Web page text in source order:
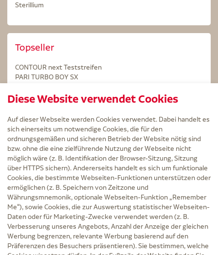
Sterillium
Topseller
CONTOUR next Teststreifen
PARI TURBO BOY SX
Kintex Kinesiologie Tape blau
Service
Versand und Lieferzeit
Kontakt
FAQ
AGB
Cookie-Einstellungen
Datenschutz
Erklärung zur Barrierefreiheit
Widerruf
Impressum
Diese Website verwendet Cookies
Auf dieser Webseite werden Cookies verwendet. Dabei handelt es
sich einerseits um notwendige Cookies, die für den
ordnungsgemäßen und sicheren Betrieb der Website nötig sind
bzw. ohne die eine zielführende Nutzung der Webseite nicht
möglich wäre (z. B. Identifikation der Browser-Sitzung, Sitzung
über HTTPS sichern). Andererseits handelt es sich um funktionale
Cookies, die bestimmte Webseiten-Funktionen unterstützen oder
ermöglichen (z. B. Speichern von Zeitzone und
Währungsmnemonik, optionale Webseiten-Funktion „Remember
Me“), sowie Cookies, die zur Auswertung statistischer Webseiten-
Daten oder für Marketing-Zwecke verwendet werden (z. B.
Verbesserung unseres Angebots, Anzahl der Anzeige der gleichen
Werbung begrenzen, relevante Werbung basierend auf den
Präferenzen des Besuchers präsentieren). Sie bestimmen, welche